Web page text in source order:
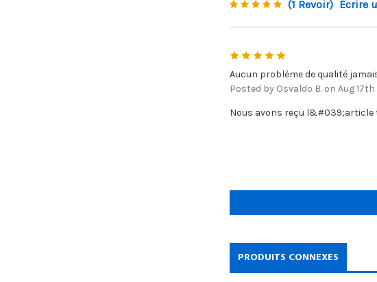
(1 Revoir) Écrire
Aucun problème de qualité
Posted by Osvaldo B. on Aug
Nous avons reçu l&#039;article
PRODUITS CONNEXES